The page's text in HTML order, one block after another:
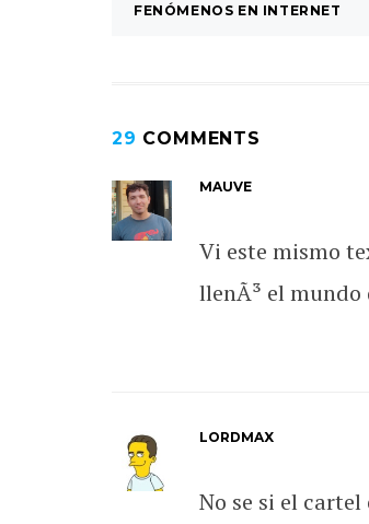
FENÓMENOS EN INTERNET
29 COMMENTS
MAUVE
Vi este mismo
llenÃ³ el mundo
LORDMAX
No se si el